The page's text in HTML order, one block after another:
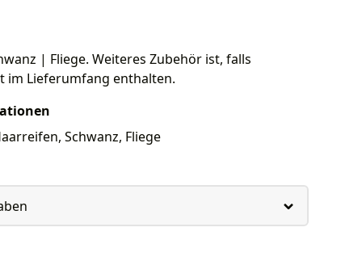
| Fliege. Weiteres Zubehör ist, falls
im Lieferumfang enthalten.
Schwanz, Fliege